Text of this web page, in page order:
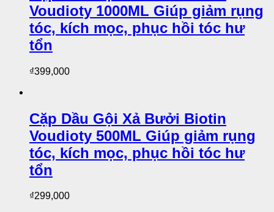
Voudioty 1000ML Giúp giảm rụng
tóc, kích mọc, phục hồi tóc hư
tổn
₫399,000
Cặp Dầu Gội Xả Bưởi Biotin
Voudioty 500ML Giúp giảm rụng
tóc, kích mọc, phục hồi tóc hư
tổn
₫299,000